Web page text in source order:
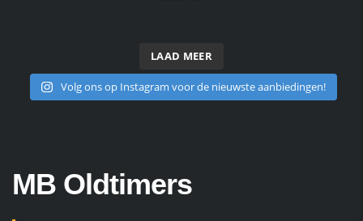
LAAD MEER
Volg ons op Instagram voor de nieuwste aanbiedingen!
MB Oldtimers